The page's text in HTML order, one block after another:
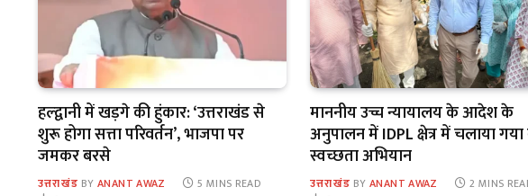
हल्द्वानी में खड़गे की हुंकार: ‘उत्तराखंड से
शुरू होगा सत्ता परिवर्तन’, भाजपा पर
जमकर बरसे
उत्तराखंड BY ANANT AWAZ
5 MINS READ
माननीय उच्च न्यायालय के आदेश के
अनुपालन में IDPL क्षेत्र में चलाया
स्वच्छता अभियान
उत्तराखंड BY ANANT AWAZ
2 MINS